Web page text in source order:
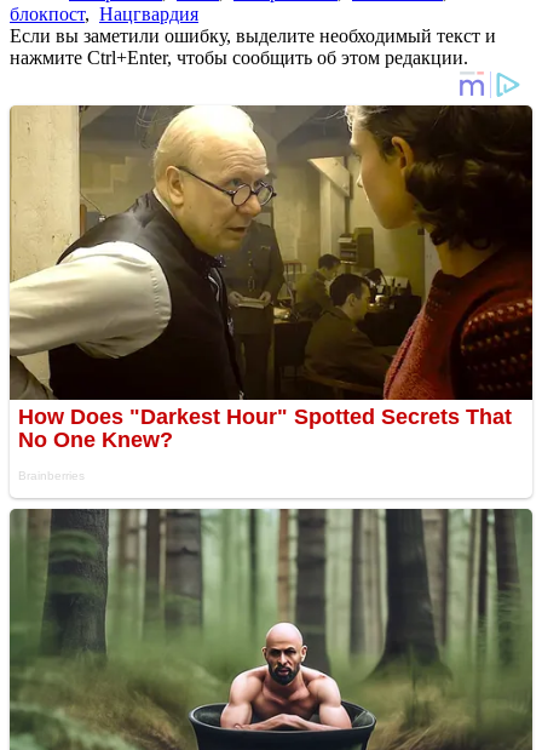
блокпост, Нацгвардия
Если вы заметили ошибку, выделите необходимый текст и
нажмите Ctrl+Enter, чтобы сообщить об этом редакции.